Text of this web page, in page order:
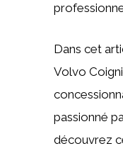
Dans cet
Volvo
passionné
découvrez